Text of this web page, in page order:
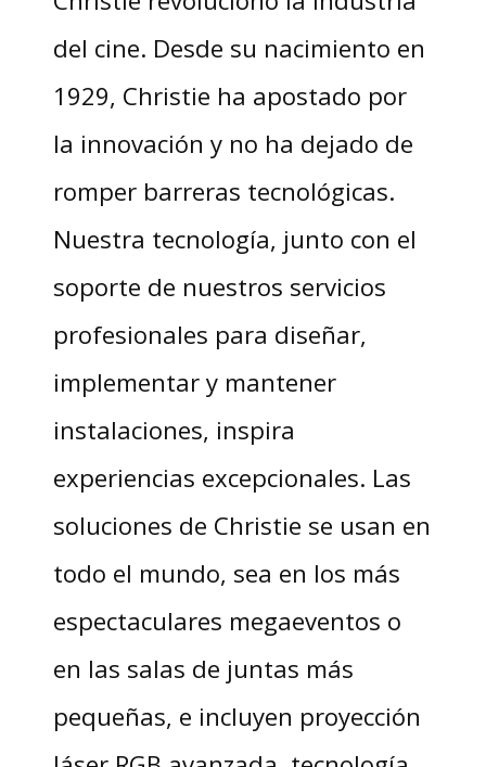
del cine. Desde su nacimiento en
1929, Christie ha apostado por
la innovación y no ha dejado de
romper barreras tecnológicas.
Nuestra tecnología, junto con el
soporte de nuestros servicios
profesionales para diseñar,
implementar y mantener
instalaciones, inspira
experiencias excepcionales. Las
soluciones de Christie se usan en
todo el mundo, sea en los más
espectaculares megaeventos o
en las salas de juntas más
pequeñas, e incluyen proyección